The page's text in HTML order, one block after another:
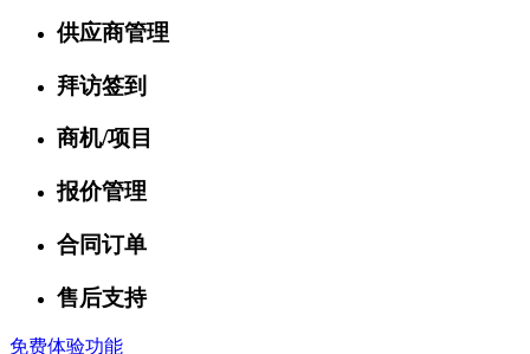
供应商管理
拜访签到
商机/项目
报价管理
合同订单
售后支持
免费体验功能